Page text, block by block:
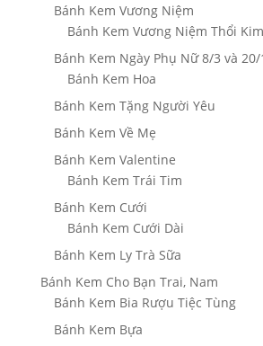
Bánh Kem Vương Niệm
Bánh Kem Vương Niệm Thổi
Bánh Kem Ngày Phụ Nữ 8/3 và 20/
Bánh Kem Hoa
Bánh Kem Tặng Người Yêu
Bánh Kem Về Mẹ
Bánh Kem Valentine
Bánh Kem Trái Tim
Bánh Kem Cưới
Bánh Kem Cưới Dài
Bánh Kem Ly Trà Sữa
Bánh Kem Cho Bạn Trai, Nam
Bánh Kem Bia Rượu Tiệc Tùng
Bánh Kem Bựa